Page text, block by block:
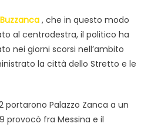
, che in questo modo
al centrodestra, il politico ha
nei giorni scorsi nell’ambito
la città dello Stretto e le
Palazzo Zanca a un
provocò fra Messina e il